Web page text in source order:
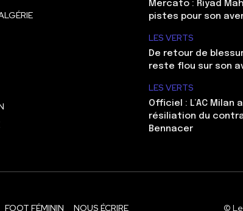
Mercato : Riyad
pistes pour son
LES VERTS
De retour de
reste flou sur son
LES VERTS
Officiel : L’AC Milan
résiliation du
Bennacer
FOOT FÉMININ NOUS ÉCRIRE ©